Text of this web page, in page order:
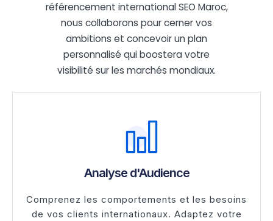
référencement international SEO Maroc,
nous collaborons pour cerner vos
ambitions et concevoir un plan
personnalisé qui boostera votre
visibilité sur les marchés mondiaux.
Analyse d'Audience
Comprenez les comportements et les besoins
de vos clients internationaux. Adaptez votre